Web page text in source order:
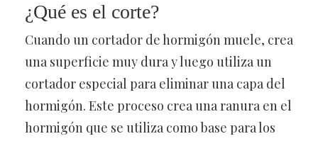
¿Qué es el corte?
Cuando un cortador de hormigón muele, crea
una superficie muy dura y luego utiliza un
cortador especial para eliminar una capa del
hormigón. Este proceso crea una ranura en el
hormigón que se utiliza como base para los